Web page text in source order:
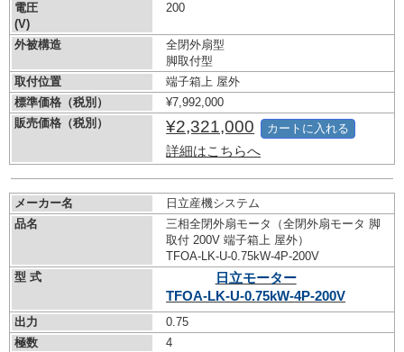
電圧
(V)
200
外被構造
全閉外扇型
脚取付型
取付位置
端子箱上 屋外
標準価格（税別）
¥7,992,000
販売価格（税別）
¥2,321,000
詳細はこちらへ
カートに入れる
メーカー名
日立産機システム
品名
三相全閉外扇モータ（全閉外扇モータ 脚
取付 200V 端子箱上 屋外）
TFOA-LK-U-0.75kW-4P-200V
型 式
日立モーター
TFOA-LK-U-0.75kW-4P-200V
出力
0.75
極数
4